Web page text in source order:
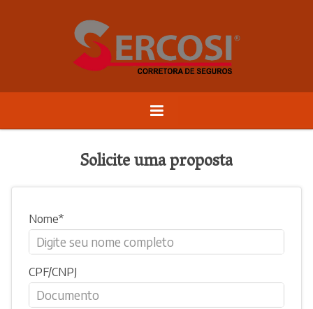
Solicite uma proposta
Nome
CPF/CNPJ